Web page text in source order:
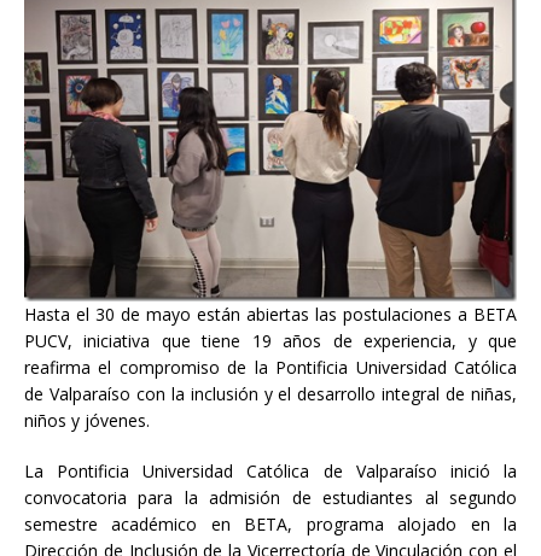
Hasta el 30 de mayo están abiertas las postulaciones a BETA
PUCV, iniciativa que tiene 19 años de experiencia, y que
reafirma el compromiso de la Pontificia Universidad Católica
de Valparaíso con la inclusión y el desarrollo integral de niñas,
niños y jóvenes.
La Pontificia Universidad Católica de Valparaíso inició la
convocatoria para la admisión de estudiantes al segundo
semestre académico en BETA, programa alojado en la
Dirección de Inclusión de la Vicerrectoría de Vinculación con el